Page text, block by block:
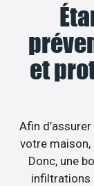
et
Afin
votre maison,
Donc, une
infiltrations